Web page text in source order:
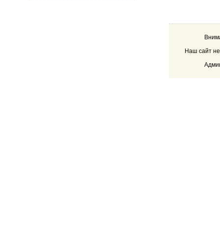
Наш сайт